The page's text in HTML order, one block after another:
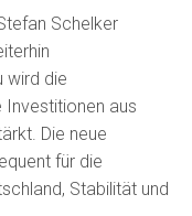
Schelker
wird die
Investitionen aus
Die neue
für die
Stabilität und